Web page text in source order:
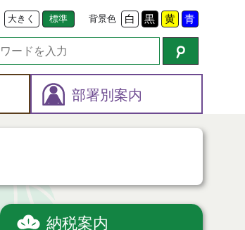
大きく 標準 背景色 白 黒 黄 青
部署別案内
納税案内